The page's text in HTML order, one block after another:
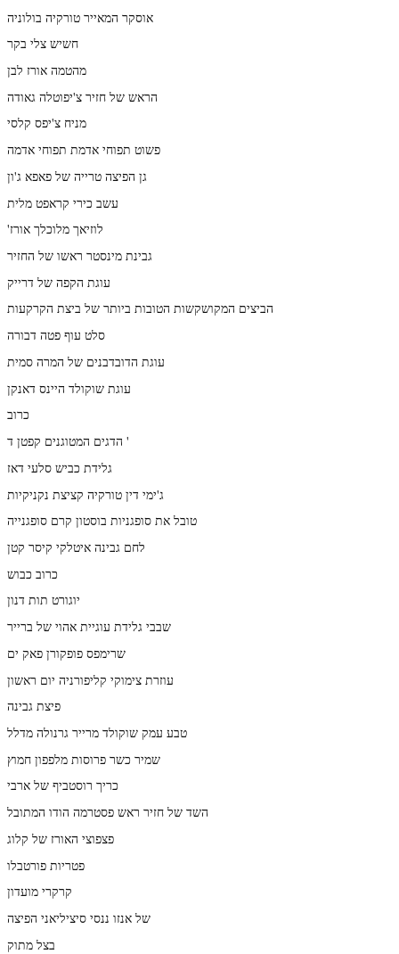
אוסקר המאייר טורקיה בולוניה
חשיש צלי בקר
מהטמה אורז לבן
הראש של חזיר צ'יפוטלה גאודה
מניח צ'יפס קלסי
פשוט תפוחי אדמת תפוחי אדמה
גן הפיצה טרייה של פאפא ג'ון
עשב כירי קראפט מלית
'לוזיאך מלוכלך אורז
גבינת מינסטר ראשו של החזיר
עוגת הקפה של דרייק
הביצים המקושקשות הטובות ביותר של ביצת הקרקעות
סלט עוף פטה דבורה
עוגת הדובדבנים של המרה סמית
עוגת שוקולד היינס דאנקן
כרוב
הדגים המטוגנים קפטן ד '
גלידת כביש סלעי דאז
ג'ימי דין טורקיה קציצת נקניקיות
טובל את סופגניות בוסטון קרם סופגנייה
לחם גבינה איטלקי קיסר קטן
כרוב כבוש
יוגורט תות דנון
שבבי גלידת עוגיית אהוי של ברייר
שרימפס פופקורן פאק ים
עוזרת צימוקי קליפורניה יום ראשון
פיצת גבינה
טבע עמק שוקולד מרייר גרנולה מדלל
שמיר כשר פרוסות מלפפון חמוץ
כריך רוסטביף של ארבי
השד של חזיר ראש פסטרמה הודו המתובל
פצפוצי האורז של קלוג
פטריות פורטבלו
קרקרי מועדון
של אנזו ננסי סיציליאני הפיצה
בצל מתוק